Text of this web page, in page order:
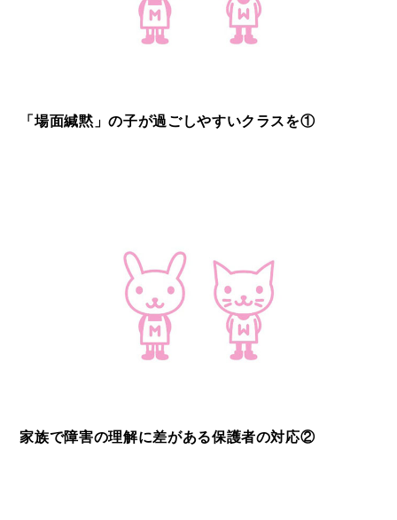
「場面緘黙」の子が過ごしやすいクラスを①
家族で障害の理解に差がある保護者の対応②